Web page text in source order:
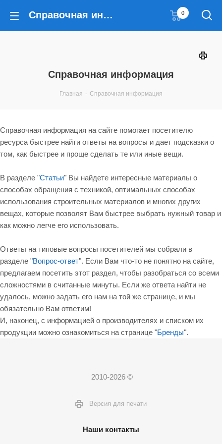
Справочная информация 0
Справочная информация
Главная - Справочная информация
Справочная информация на сайте помогает посетителю
ресурса быстрее найти ответы на вопросы и дает подсказки о
том, как быстрее и проще сделать те или иные вещи.
В разделе "Статьи" Вы найдете интересные материалы о
способах обращения с техникой, оптимальных способах
использования строительных материалов и многих других
вещах, которые позволят Вам быстрее выбрать нужный товар и
как можно легче его использовать.
Ответы на типовые вопросы посетителей мы собрали в
разделе "Вопрос-ответ". Если Вам что-то не понятно на сайте,
предлагаем посетить этот раздел, чтобы разобраться со всеми
сложностями в считанные минуты. Если же ответа найти не
удалось, можно задать его нам на той же странице, и мы
обязательно Вам ответим!
И, наконец, с информацией о производителях и списком их
продукции можно ознакомиться на странице "Бренды".
2010-2026 ©
Версия для печати
Наши контакты